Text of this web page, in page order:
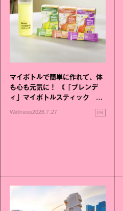
マイボトルで簡単に作れて、体
も心も元気に！ 《「ブレンデ
ィ」マイボトルスティック い
いこと毎日》シリーズが誕生
Wellness2026.7.27 PR